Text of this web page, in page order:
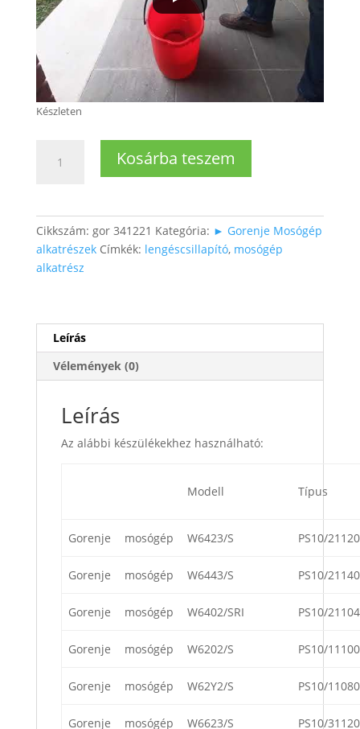
Készleten
lengéscsillapítóKosárba teszem
Cikkszám: gor 341221 Kategória: ► Gorenje Mosógép
alkatrészek Címkék: lengéscsillapító, mosógép
alkatrész
Leírás
Vélemények (0)
Leírás
Az alábbi készülékekhez használható:
Modell Típus
Gorenje mosógép W6423/S PS10/21120
Gorenje mosógép W6443/S PS10/21140
Gorenje mosógép W6402/SRI PS10/21104
Gorenje mosógép W6202/S PS10/11100
Gorenje mosógép W62Y2/S PS10/11080
Gorenje mosógép W6623/S PS10/31120